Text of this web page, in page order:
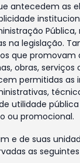
antecedem as
Pública,
na legislação.
que promovam
obras, serviços
permitidas as
utilidade
ou promocional.
e de suas
as